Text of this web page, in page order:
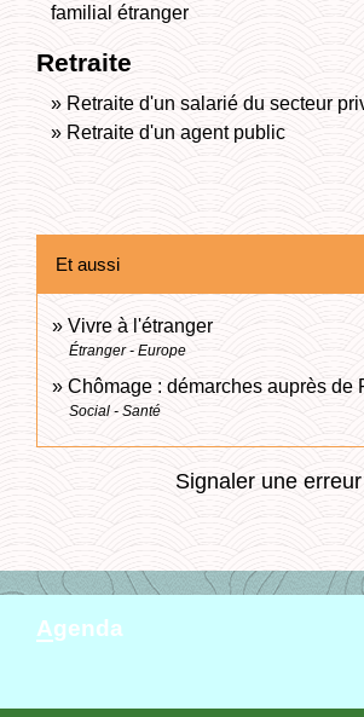
familial étranger
Retraite
Retraite d'un salarié du secteur
Retraite d'un agent public
Et aussi
Vivre à l'étranger
Étranger - Europe
Chômage : démarches auprès de
Social - Santé
Signaler une
Agenda